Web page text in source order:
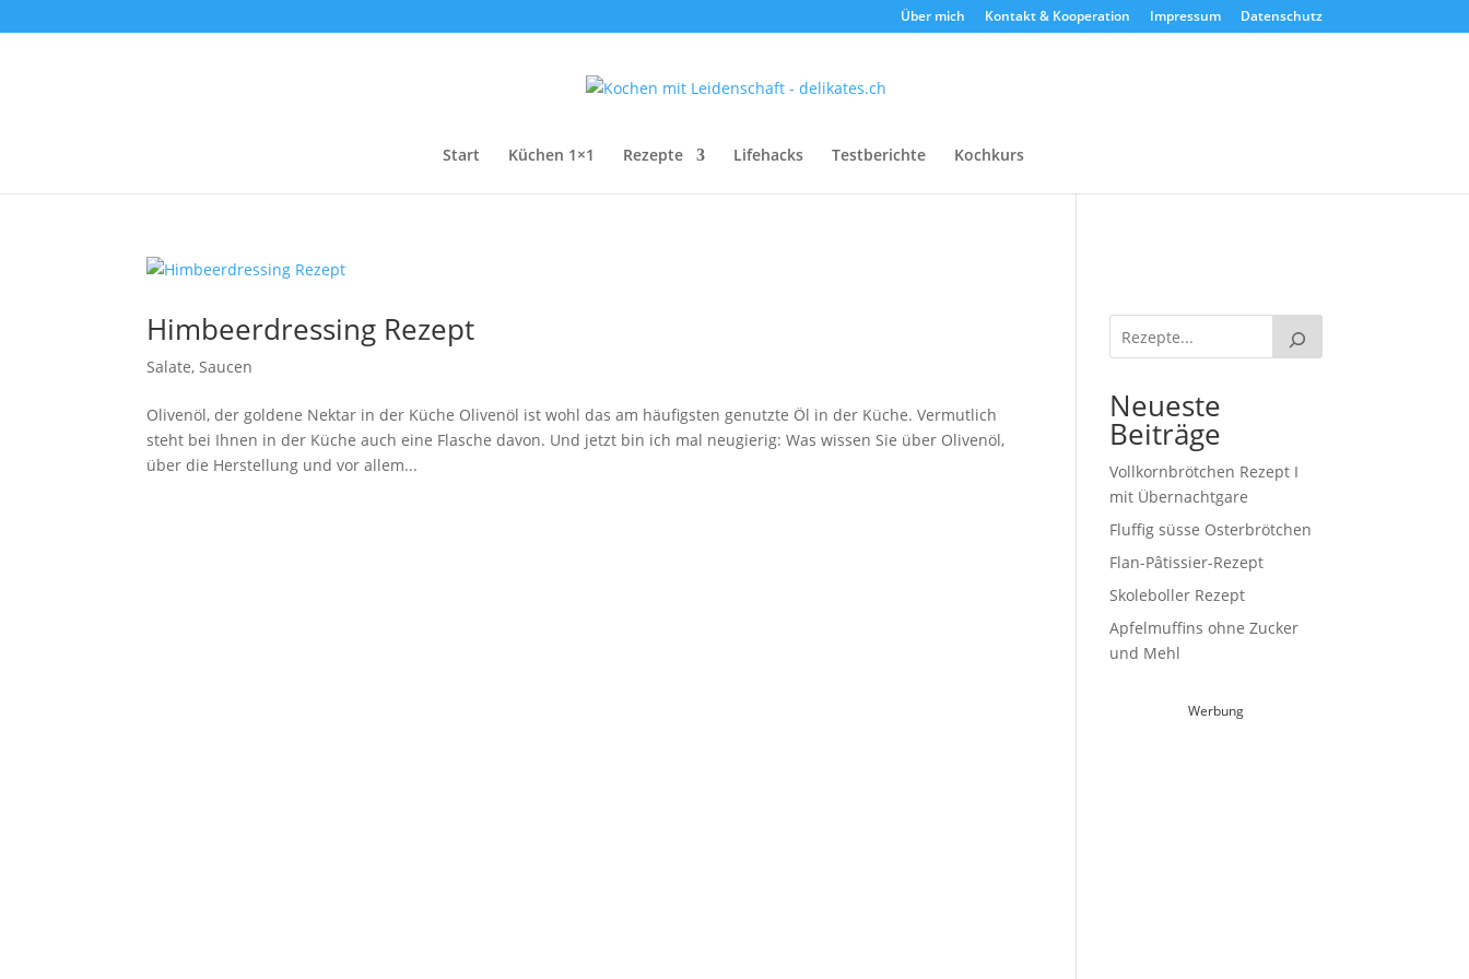
Über mich Kontakt & Kooperation Impressum Datenschutz
Start Küchen 1×1 Rezepte Lifehacks Testberichte Kochkurs
Himbeerdressing Rezept
Salate,Saucen
Olivenöl, der goldene Nektar in der Küche Olivenöl ist wohl das am häufigsten genutzte Öl in der Küche. Vermutlich
steht bei Ihnen in der Küche auch eine Flasche davon. Und jetzt bin ich mal neugierig: Was wissen Sie über Olivenöl,
über die Herstellung und vor allem...
Neueste
Beiträge
Vollkornbrötchen Rezept I
mit Übernachtgare
Fluffig süsse Osterbrötchen
Flan-Pâtissier-Rezept
Skoleboller Rezept
Apfelmuffins ohne Zucker
und Mehl
Werbung